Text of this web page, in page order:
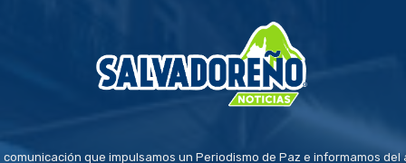
comunicación que impulsamos un Periodismo de Paz e informamos